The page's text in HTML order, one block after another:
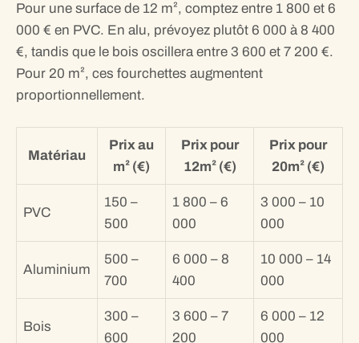
Pour une surface de 12 m², comptez entre 1 800 et 6
000 € en PVC. En alu, prévoyez plutôt 6 000 à 8 400
€, tandis que le bois oscillera entre 3 600 et 7 200 €.
Pour 20 m², ces fourchettes augmentent
proportionnellement.
Matériau
Prix au
m² (€)
Prix pour
12m² (€)
Prix pour
20m² (€)
PVC
150 –
500
1 800 – 6
000
3 000 – 10
000
Aluminium
500 –
700
6 000 – 8
400
10 000 – 14
000
Bois
300 –
600
3 600 – 7
200
6 000 – 12
000